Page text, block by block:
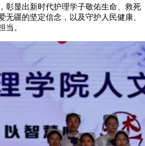
彰显出新时代护理学子敬佑生命、救死
无疆的坚定信念，以及守护人民健康、
当。